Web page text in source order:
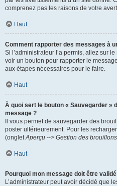
comprenez pas les raisons de votre
Haut
Comment rapporter des messages à
Si l’administrateur l’a permis, allez sur
voir un bouton pour rapporter le
aux étapes nécessaires pour le faire.
Haut
À quoi sert le bouton « Sauvegarder »
message ?
Il vous permet de sauvegarder des
poster ultérieurement. Pour les
(ongletAperçu --> Gestion des brouillons
Haut
Pourquoi mon message doit être
L’administrateur peut avoir décidé que